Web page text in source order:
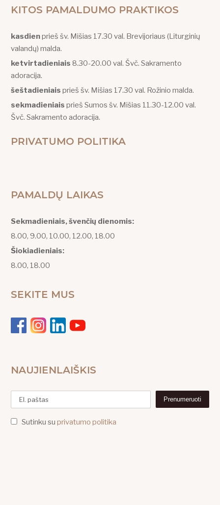
KITOS PAMALDUMO PRAKTIKOS
kasdienprieš šv. Mišias 17.30 val. Brevijoriaus (Liturginių
valandų) malda.
ketvirtadieniais 8.30-20.00 val. Švč. Sakramento
adoracija.
šeštadieniais prieš šv. Mišias 17.30 val. Rožinio malda.
sekmadieniais prieš Sumos šv. Mišias 11.30-12.00 val.
Švč. Sakramento adoracija.
PRIVATUMO POLITIKA
PAMALDŲ LAIKAS
Sekmadieniais, švenčių dienomis:
8.00, 9.00, 10.00, 12.00, 18.00
Šiokiadieniais:
8.00, 18.00
SEKITE MUS
NAUJIENLAIŠKIS
Sutinku suprivatumo politika